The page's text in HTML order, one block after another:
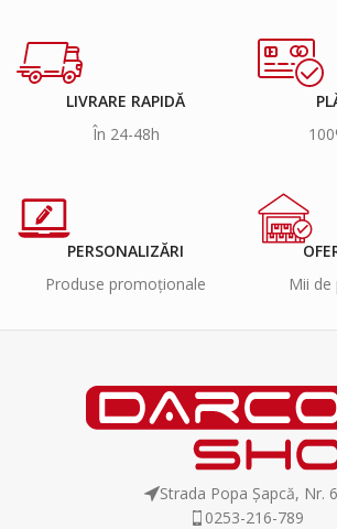
LIVRARE RAPIDĂ
În 24-48h
PERSONALIZĂRI
Produse promoționale
Mii de
Strada Popa Șapcă, Nr.
0253-216-789